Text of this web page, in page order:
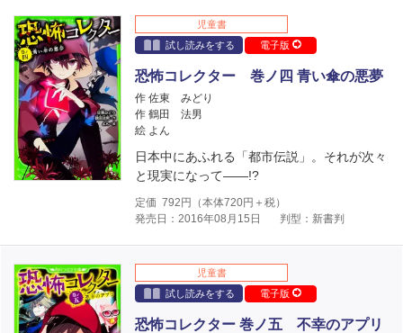
児童書
試し読みをする
電子版
恐怖コレクター 巻ノ四 青い傘の悪夢
作 佐東 みどり
作 鶴田 法男
絵 よん
日本中にあふれる「都市伝説」。それが次々
と現実になって――!?
定価 792 円（本体720円＋税）
発売日：2016年08月15日
判型：新書判
児童書
試し読みをする
電子版
恐怖コレクター 巻ノ五 不幸のアプリ